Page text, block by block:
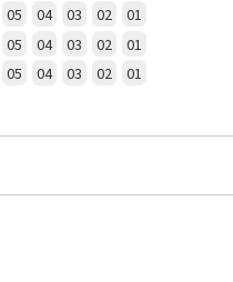
05 04 03 02 01
05 04 03 02 01
05 04 03 02
01